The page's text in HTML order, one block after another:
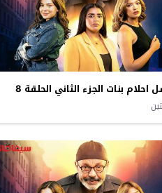
بنات الجزء الثاني الحلقة 8